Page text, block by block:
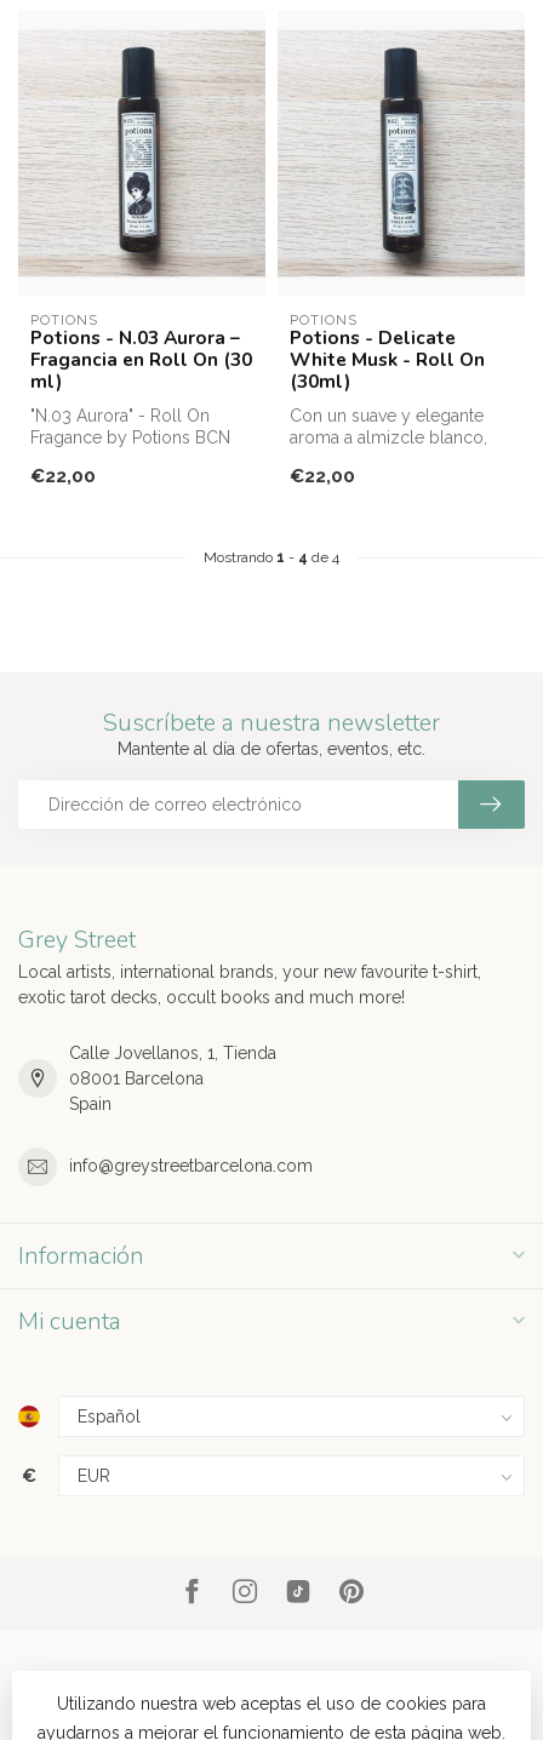
POTIONS
Potions - N.03 Aurora –
Fragancia en Roll On (30
ml)
"N.03 Aurora" - Roll On
Fragance by Potions BCN
€22,00
POTIONS
Potions - Delicate
White Musk - Roll On
(30ml)
Con un suave y elegante
aroma a almizcle blanco,
como...
€22,00
Mostrando 1 - 4 de 4
Suscríbete a nuestra newsletter
Mantente al día de ofertas, eventos, etc.
Grey Street
Local artists, international brands, your new favourite t-shirt,
exotic tarot decks, occult books and much more!
Calle Jovellanos, 1, Tienda
08001 Barcelona
Spain
info@greystreetbarcelona.com
Información
Mi cuenta
€
Utilizando nuestra web aceptas el uso de cookies para
ayudarnos a mejorar el funcionamiento de esta página web.